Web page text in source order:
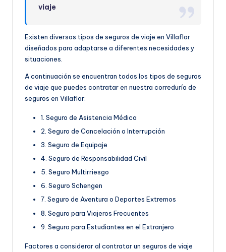
viaje
Existen diversos tipos de seguros de viaje en Villaflor
diseñados para adaptarse a diferentes necesidades y
situaciones.
A continuación se encuentran todos los tipos de seguros
de viaje que puedes contratar en nuestra correduría de
seguros en Villaflor:
1. Seguro de Asistencia Médica
2. Seguro de Cancelación o Interrupción
3. Seguro de Equipaje
4. Seguro de Responsabilidad Civil
5. Seguro Multirriesgo
6. Seguro Schengen
7. Seguro de Aventura o Deportes Extremos
8. Seguro para Viajeros Frecuentes
9. Seguro para Estudiantes en el Extranjero
Factores a considerar al contratar un seguros de viaje